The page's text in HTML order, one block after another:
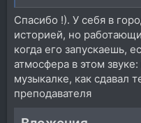
Спасибо !). У себя в
историей, но
когда его запускаешь,
атмосфера в этом
музыкалке, как сдавал
преподавателя